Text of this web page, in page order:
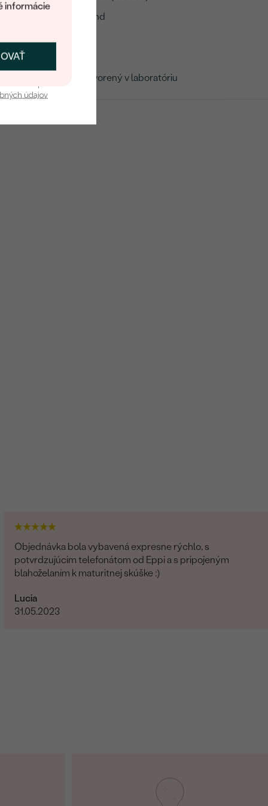
informácie
Round
Vytvorený v laboratóriu
Objednávka bola vybavená expresne rýchlo, s
potvrdzujúcim telefonátom od Eppi a s pripojeným
blahoželaním k maturitnej skúške :)
Lucia
31.05.2023
zľavu
údajov